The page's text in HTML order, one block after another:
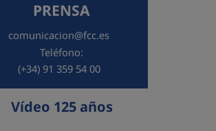
PRENSA
comunicacion@fcc.es
Teléfono:
(+34) 91 359 54 00
Vídeo 125 años